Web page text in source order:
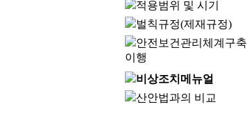
적용범위 및 시기
벌칙규정(제재규정)
안전보건관리체계구축
이행
비상조치메뉴얼
산안법과의 비교